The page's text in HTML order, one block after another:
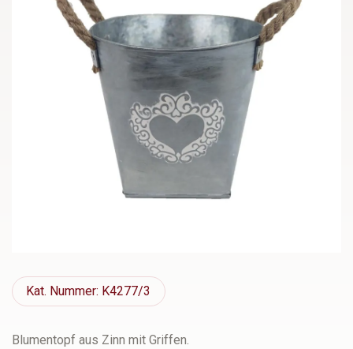
Kat. Nummer: K4277/3
Blumentopf aus Zinn mit Griffen.